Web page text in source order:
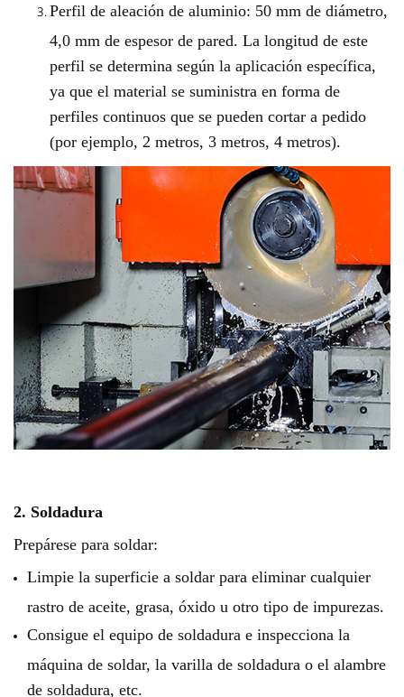
Perfil de aleación de aluminio: 50 mm de diámetro,
4,0 mm de espesor de pared. La longitud de este
perfil se determina según la aplicación específica,
ya que el material se suministra en forma de
perfiles continuos que se pueden cortar a pedido
(por ejemplo, 2 metros, 3 metros, 4 metros).
2. Soldadura
Prepárese para soldar:
Limpie la superficie a soldar para eliminar cualquier
rastro de aceite, grasa, óxido u otro tipo de impurezas.
Consigue el equipo de soldadura e inspecciona la
máquina de soldar, la varilla de soldadura o el alambre
de soldadura, etc.